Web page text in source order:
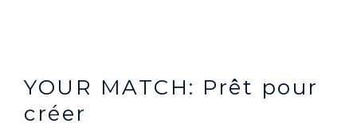
YOUR MATCH: Prêt pour
créer